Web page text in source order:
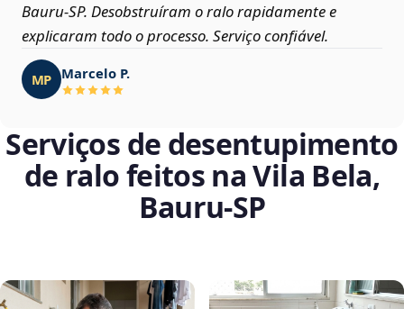
Bauru‑SP. Desobstruíram o ralo rapidamente e
explicaram todo o processo. Serviço confiável.
MP Marcelo P.
Serviços de desentupimento
de ralo feitos na Vila Bela,
Bauru‑SP